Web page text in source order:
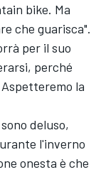
bike. Ma
che guarisca".
per il suo
perché
la
deluso,
l'inverno
onesta è che